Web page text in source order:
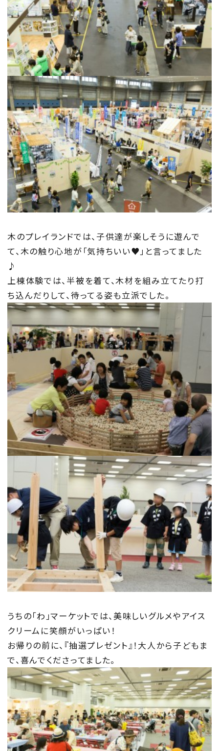
Members
住まい夢ネット加盟工務店
Project
私たちの取り組み
Information
家づくりに役立つ情報
Maintenance
家のメンテナンス
じゅうmado
木のプレイランドでは、子供達が楽しそうに遊んで
て、木の触り心地が「気持ちいい♥」と言ってました
♪
上棟体験では、半被を着て、木材を組み立てたり打
ち込んだりして、待ってる姿も立派でした。
うちの「わ」マーケットでは、美味しいグルメやアイス
クリームに笑顔がいっぱい！
お帰りの前に、『抽選プレゼント』！大人から子どもま
で、喜んでくださってました。